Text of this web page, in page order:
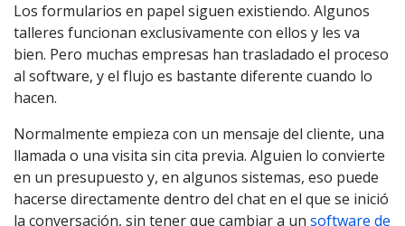
Los formularios en papel siguen existiendo. Algunos
talleres funcionan exclusivamente con ellos y les va
bien. Pero muchas empresas han trasladado el proceso
al software, y el flujo es bastante diferente cuando lo
hacen.
Normalmente empieza con un mensaje del cliente, una
llamada o una visita sin cita previa. Alguien lo convierte
en un presupuesto y, en algunos sistemas, eso puede
hacerse directamente dentro del chat en el que se inició
la conversación, sin tener que cambiar a un software de